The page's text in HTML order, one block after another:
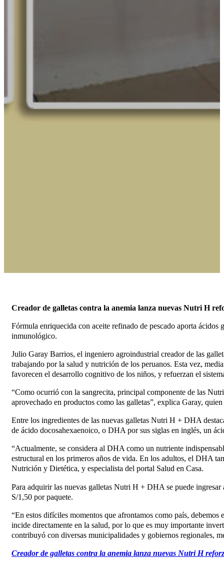
Creador de galletas contra la anemia lanza nuevas Nutri H
Fórmula enriquecida con aceite refinado de pescado aporta
inmunológico.
Julio Garay Barrios, el ingeniero agroindustrial creador de las
trabajando por la salud y nutrición de los peruanos. Esta vez,
favorecen el desarrollo cognitivo de los niños, y refuerzan el
“Como ocurrió con la sangrecita, principal componente de las
aprovechado en productos como las galletas”, explica Garay,
Entre los ingredientes de las nuevas galletas Nutri H + DHA
de ácido docosahexaenoico, o DHA por sus siglas en inglés, un
“Actualmente, se considera al DHA como un nutriente
estructural en los primeros años de vida. En los adultos, el DHA
Nutrición y Dietética, y especialista del portal Salud en Casa.
Para adquirir las nuevas galletas Nutri H + DHA se puede
S/1,50 por paquete.
“En estos difíciles momentos que afrontamos como país,
incide directamente en la salud, por lo que es muy importante
contribuyó con diversas municipalidades y gobiernos regionales,
Creador de galletas contra la anemia lanza nuevas Nutri H